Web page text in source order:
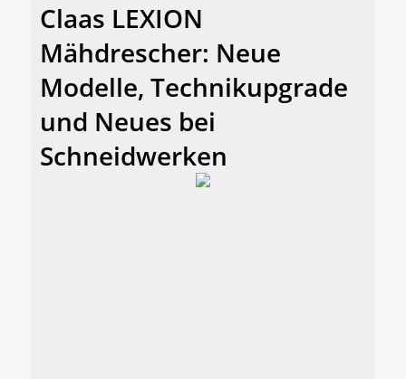
Claas LEXION
Mähdrescher: Neue
Modelle, Technikupgrade
und Neues bei
Schneidwerken